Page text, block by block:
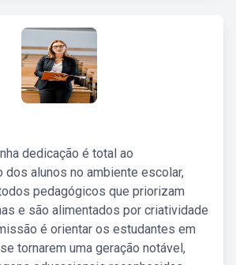
dedicação é total ao
alunos no ambiente escolar,
pedagógicos que priorizam
e são alimentados por criatividade
é orientar os estudantes em
tornarem uma geração notável,